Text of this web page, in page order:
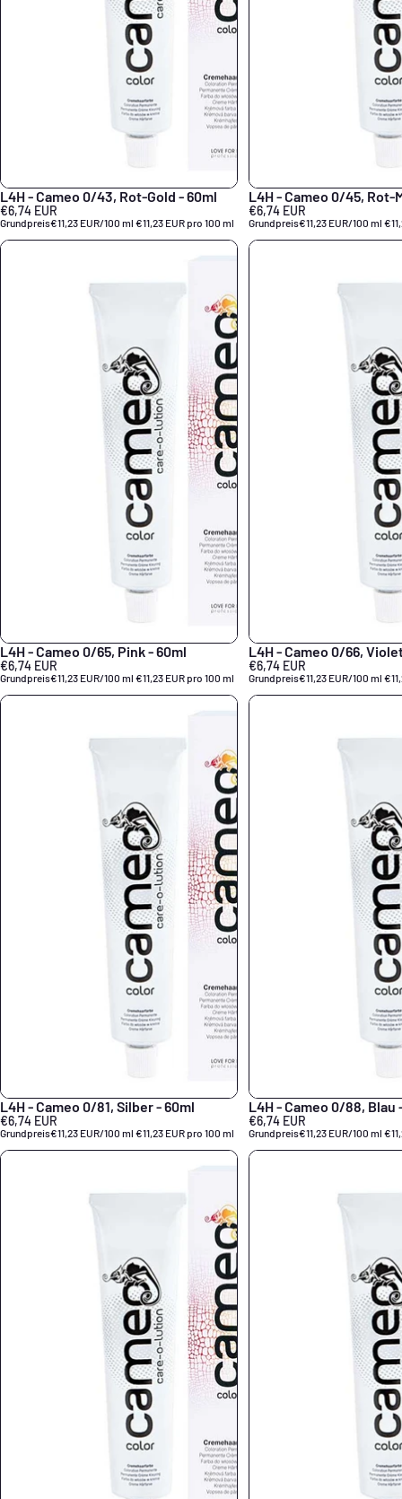
L4H - Cameo 0/43, Rot-Gold - 60ml
€6,74 EUR
Grundpreis€11,23 EUR/100 ml €11,23 EUR pro 100 ml
L4H - Cameo 0/45, Rot-
€6,74 EUR
Grundpreis€11,23 EUR/100 ml
L4H - Cameo 0/65, Pink - 60ml
€6,74 EUR
Grundpreis€11,23 EUR/100 ml €11,23 EUR pro 100 ml
L4H - Cameo 0/66,
€6,74 EUR
Grundpreis€11,23 EUR/100 ml
L4H - Cameo 0/81, Silber - 60ml
€6,74 EUR
Grundpreis€11,23 EUR/100 ml €11,23 EUR pro 100 ml
L4H - Cameo 0/88, Blau
€6,74 EUR
Grundpreis€11,23 EUR/100 ml